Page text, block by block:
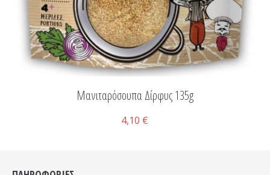
Μανιταρόσουπα Δίρφυς 135g
4,10 €